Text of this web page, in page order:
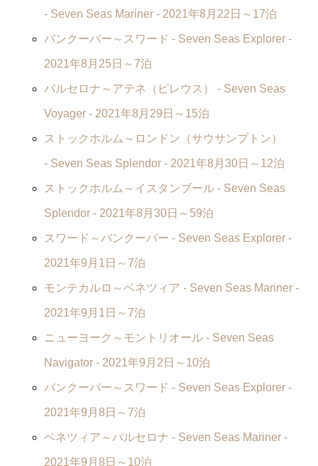
- Seven Seas Mariner- 2021年8月22日～17泊
バンクーバー～スワード - Seven Seas Explorer-
2021年8月25日～7泊
バルセロナ～アテネ（ピレウス） - Seven Seas
Voyager- 2021年8月29日～15泊
ストックホルム～ロンドン（サウサンプトン）
- Seven Seas Splendor- 2021年8月30日～12泊
ストックホルム～イスタンブール - Seven Seas
Splendor- 2021年8月30日～59泊
スワード～バンクーバー - Seven Seas Explorer-
2021年9月1日～7泊
モンテカルロ～ベネツィア - Seven Seas Mariner-
2021年9月1日～7泊
ニューヨーク～モントリオール - Seven Seas
Navigator- 2021年9月2日～10泊
バンクーバー～スワード - Seven Seas Explorer-
2021年9月8日～7泊
ベネツィア～バルセロナ - Seven Seas Mariner-
2021年9月8日～10泊